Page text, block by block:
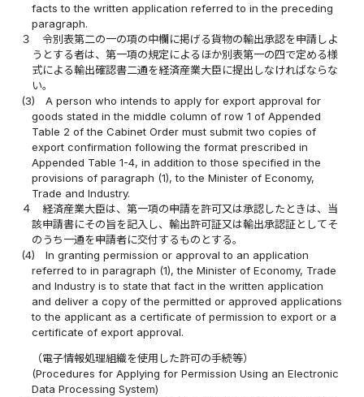
facts to the written application referred to in the preceding
paragraph.
３
令別表第二の一の項の中欄に掲げる貨物の輸出承認を申請しよ
うとする者は、第一項の規定によるほか別表第一の四で定める様
式による輸出確認書二通を経済産業大臣に提出しなければならな
い。
(3)
A person who intends to apply for export approval for
goods stated in the middle column of row 1 of Appended
Table 2 of the Cabinet Order must submit two copies of
export confirmation following the format prescribed in
Appended Table 1-4, in addition to those specified in the
provisions of paragraph (1), to the Minister of Economy,
Trade and Industry.
４
経済産業大臣は、第一項の申請を許可又は承認したときは、当
該申請書にその旨を記入し、輸出許可証又は輸出承認証としてそ
のうち一通を申請者に交付するものとする。
(4)
In granting permission or approval to an application
referred to in paragraph (1), the Minister of Economy, Trade
and Industry is to state that fact in the written application
and deliver a copy of the permitted or approved applications
to the applicant as a certificate of permission to export or a
certificate of export approval.
（電子情報処理組織を使用した許可の手続等）
(Procedures for Applying for Permission Using an Electronic
Data Processing System)